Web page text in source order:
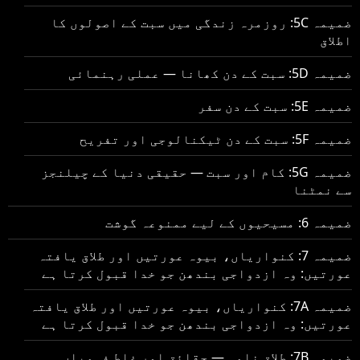
ضمیمہ 5C: روزمرہ زندگی میں سبت کے اصولوں کا
اطلاق
ضمیمہ 5D: سبت کے دن کھانا — عملی رہنمائی
ضمیمہ 5E: سبت کے دن سفر
ضمیمہ 5F: سبت کے دن ٹیکنالوجی اور تفریح
ضمیمہ 5G: کام اور سبت — حقیقی دنیا کے چیلنجز
سے نمٹنا
ضمیمہ 6: مسیحیوں کے لیے ممنوعہ گوشت
ضمیمہ 7: کنواریاں، بیوہ عورتیں اور طلاق یافتہ
عورتیں: وہ ازدواجی بندھن جو خدا قبول کرتا ہے
ضمیمہ 7A: کنواریاں، بیوہ عورتیں اور طلاق یافتہ
عورتیں: وہ ازدواجی بندھن جو خدا قبول کرتا ہے
ضمیمہ 7B: طلاق نامہ — حقائق اور غلط فہمیاں